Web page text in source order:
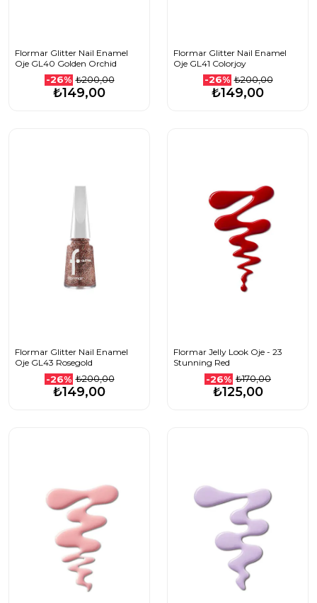
Flormar Glitter Nail Enamel
Oje GL40 Golden Orchid
-26% ₺200,00
₺149,00
Flormar Glitter Nail Enamel
Oje GL41 Colorjoy
-26% ₺200,00
₺149,00
Flormar Glitter Nail Enamel
Oje GL43 Rosegold
-26% ₺200,00
₺149,00
Flormar Jelly Look Oje - 23
Stunning Red
-26% ₺170,00
₺125,00